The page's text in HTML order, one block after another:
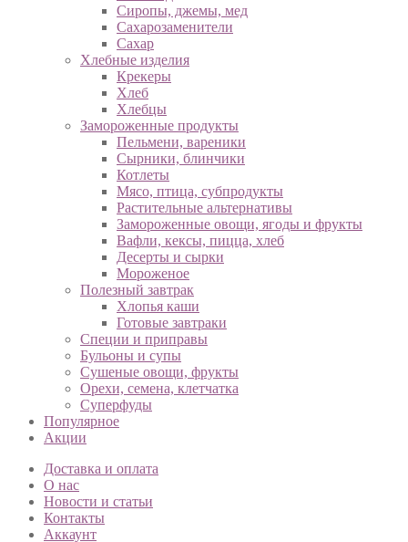
Сиропы, джемы, мед
Сахарозаменители
Сахар
Хлебные изделия
Крекеры
Хлеб
Хлебцы
Замороженные продукты
Пельмени, вареники
Сырники, блинчики
Котлеты
Мясо, птица, субпродукты
Растительные альтернативы
Замороженные овощи, ягоды и фрукты
Вафли, кексы, пицца, хлеб
Десерты и сырки
Мороженое
Полезный завтрак
Хлопья каши
Готовые завтраки
Специи и приправы
Бульоны и супы
Сушеные овощи, фрукты
Орехи, семена, клетчатка
Суперфуды
Популярное
Акции
Доставка и оплата
О нас
Новости и статьи
Контакты
Аккаунт